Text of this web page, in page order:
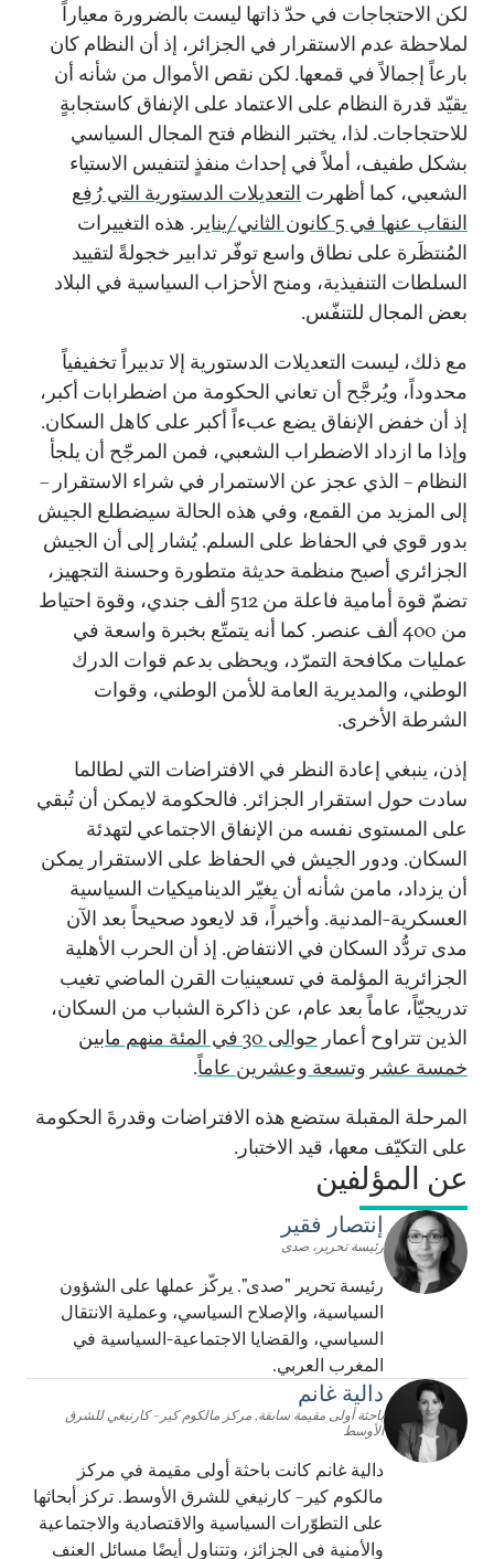
لكن الاحتجاجات في حدّ ذاتها ليست بالضرورة معياراً
لملاحظة عدم الاستقرار في الجزائر، إذ أن النظام كان
بارعاً إجمالاً في قمعها. لكن نقص الأموال من شأنه أن
يقيّد قدرة النظام على الاعتماد على الإنفاق كاستجابةٍ
للاحتجاجات. لذا، يختبر النظام فتح المجال السياسي
بشكل طفيف، أملاً في إحداث منفذٍ لتنفيس الاستياء
الشعبي، كما أظهرت التعديلات الدستورية التي رُفِع
النقاب عنها في 5 كانون الثاني/يناير
. هذه التغييرات
المُنتظَرة على نطاق واسع توفّر تدابير خجولةً لتقييد
السلطات التنفيذية، ومنح الأحزاب السياسية في البلاد
بعض المجال للتنفّس.
مع ذلك، ليست التعديلات الدستورية إلا تدبيراً تخفيفياً
محدوداً، ويُرجَّح أن تعاني الحكومة من اضطرابات أكبر،
إذ أن خفض الإنفاق يضع عبءاً أكبر على كاهل السكان.
وإذا ما ازداد الاضطراب الشعبي، فمن المرجّح أن يلجأ
النظام – الذي عجز عن الاستمرار في شراء الاستقرار –
إلى المزيد من القمع، وفي هذه الحالة سيضطلع الجيش
بدور قوي في الحفاظ على السلم. يُشار إلى أن الجيش
الجزائري أصبح منظمة حديثة متطورة وحسنة التجهيز،
تضمّ قوة أمامية فاعلة من 512 ألف جندي، وقوة احتياط
من 400 ألف عنصر. كما أنه يتمتّع بخبرة واسعة في
عمليات مكافحة التمرّد، ويحظى بدعم قوات الدرك
الوطني، والمديرية العامة للأمن الوطني، وقوات
الشرطة الأخرى.
إذن، ينبغي إعادة النظر في الافتراضات التي لطالما
سادت حول استقرار الجزائر. فالحكومة لايمكن أن تُبقي
على المستوى نفسه من الإنفاق الاجتماعي لتهدئة
السكان. ودور الجيش في الحفاظ على الاستقرار يمكن
أن يزداد، مامن شأنه أن يغيّر الديناميكيات السياسية
العسكرية-المدنية. وأخيراً، قد لايعود صحيحاً بعد الآن
مدى تردُّد السكان في الانتفاض. إذ أن الحرب الأهلية
الجزائرية المؤلمة في تسعينيات القرن الماضي تغيب
تدريجيّاً، عاماً بعد عام، عن ذاكرة الشباب من السكان،
الذين تتراوح أعمار
حوالى 30 في المئة منهم مابين
خمسة عشر وتسعة وعشرين عاماً.
المرحلة المقبلة ستضع هذه الافتراضات وقدرةَ الحكومة
على التكيّف معها، قيد الاختبار.
عن المؤلفين
إنتصار فقير
رئيسة تحرير، صدى
رئيسة تحرير "صدى". يركّز عملها على الشؤون
السياسية، والإصلاح السياسي، وعملية الانتقال
السياسي، والقضايا الاجتماعية-السياسية في
المغرب العربي.
دالية غانم
باحثة أولى مقيمة سابقة, مركز مالكوم كير– كارنيغي للشرق
الأوسط
دالية غانم كانت باحثة أولى مقيمة في مركز
مالكوم كير– كارنيغي للشرق الأوسط. تركز أبحاثها
على التطوّرات السياسية والاقتصادية والاجتماعية
والأمنية في الجزائز، وتتناول أيضًا مسائل العنف